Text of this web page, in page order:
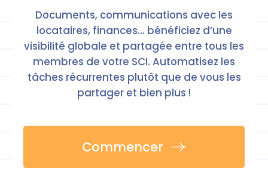
Documents, communications avec les
locataires, finances… bénéficiez d’une
visibilité globale et partagée entre tous les
membres de votre SCI. Automatisez les
tâches récurrentes plutôt que de vous les
partager et bien plus !
Commencer